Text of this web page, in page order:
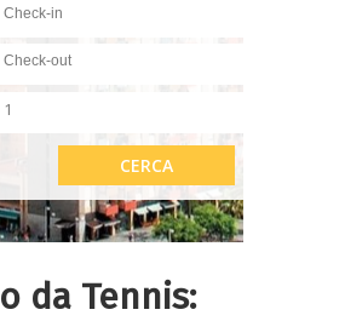
da Tennis: